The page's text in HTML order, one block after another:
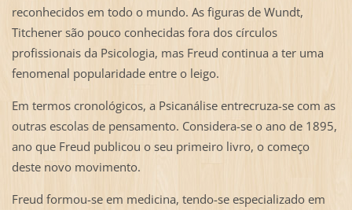
reconhecidos em todo o mundo. As figuras de Wundt,
Titchener são pouco conhecidas fora dos círculos
profissionais da Psicologia, mas Freud continua a ter uma
fenomenal popularidade entre o leigo.
Em termos cronológicos, a Psicanálise entrecruza-se com as
outras escolas de pensamento. Considera-se o ano de 1895,
ano que Freud publicou o seu primeiro livro, o começo
deste novo movimento.
Freud formou-se em medicina, tendo-se especializado em